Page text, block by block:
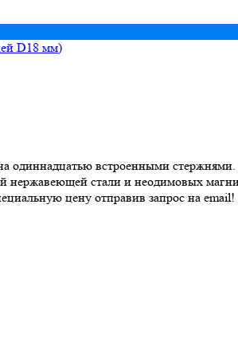
одиннадцатью встроенными
нержавеющей стали и неодимовых
цену отправив запрос на email!